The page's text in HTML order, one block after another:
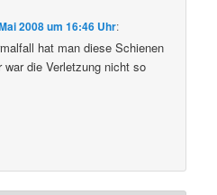
2008 um 16:46 Uhr:
hat man diese Schienen
die Verletzung nicht so